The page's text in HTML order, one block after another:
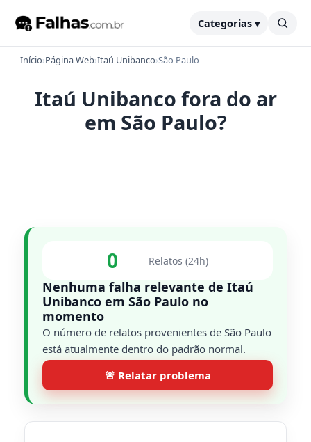
Categorias ▾
Início›Página Web›Itaú Unibanco›São Paulo
Itaú Unibanco fora do ar
em São Paulo?
0 Relatos (24h)
Nenhuma falha relevante de Itaú
Unibanco em São Paulo no
momento
O número de relatos provenientes de São Paulo
está atualmente dentro do padrão normal.
🚨 Relatar problema